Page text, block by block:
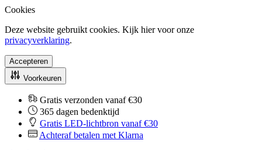
Cookies
Deze website gebruikt cookies. Kijk hier voor onze
privacyverklaring.
Accepteren
Voorkeuren
Gratis verzonden vanaf €30
365 dagen bedenktijd
Gratis LED-lichtbron vanaf €30
Achteraf betalen met Klarna